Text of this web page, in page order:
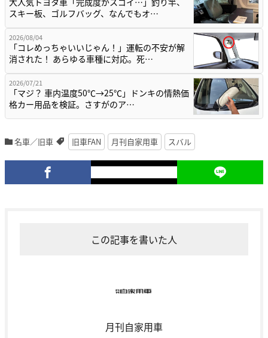
スキー板、ゴルフバッグ、なんでもオ…
2026/08/04
「コレめっちゃいいじゃん！」運転の不安が解
消された！ あらゆる車種に対応。死…
2026/07/21
「マジ？ 車内温度50℃→25℃」ドンキの情熱価
格カー用品を検証。さすがのア…
名車／旧車 旧車FAN 月刊自家用車 スバル
この記事を書いた人
月刊自家用車